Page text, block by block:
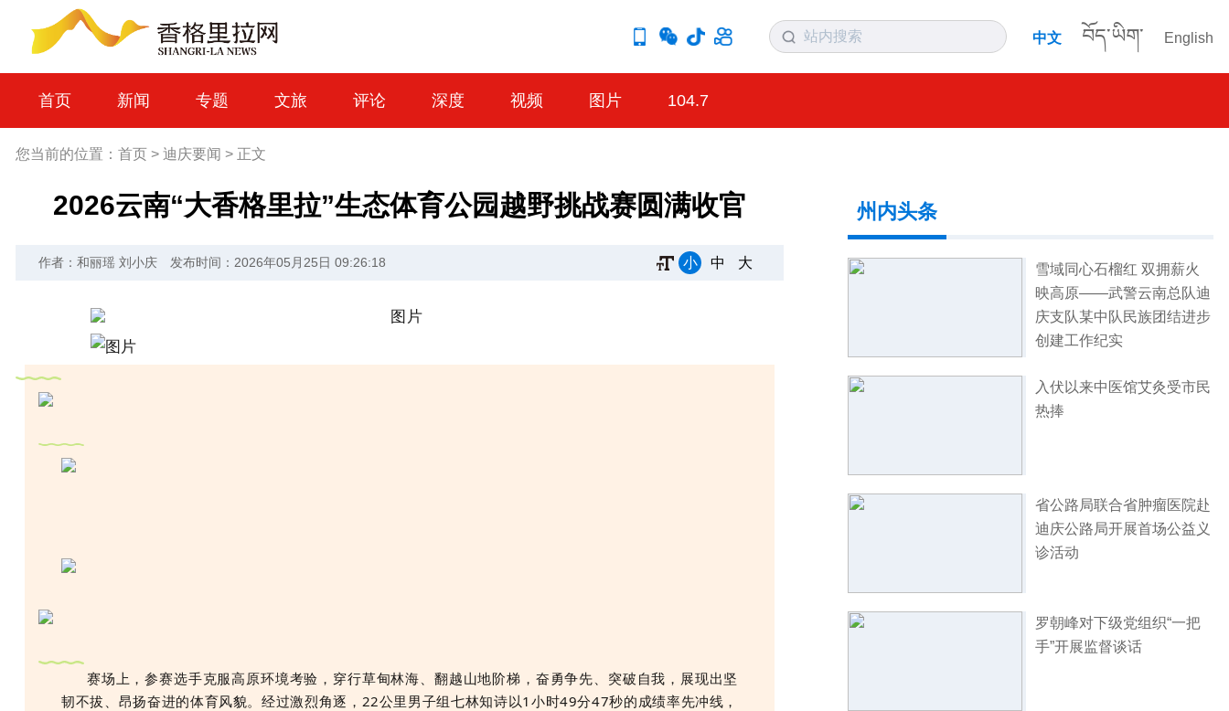
中文 བོད་ཡིག་ English
首页 新闻 专题 文旅 评论 深度 视频 图片 104.7
您当前的位置： 首页 > 迪庆要闻 > 正文
2026云南“大香格里拉”生态体育公园越野挑战赛圆满收官
作者：和丽瑶 刘小庆 发布时间：2026年05月25日 09:26:18 小 中 大
赛场上，参赛选手克服高原环境考验，穿行草甸林海、翻越山地阶梯，奋勇争先、突破自我，展现出坚
韧不拔、昂扬奋进的体育风貌。经过激烈角逐，22公里男子组七林知诗以1小时49分47秒的成绩率先冲线，
州内头条
雪域同心石榴红 双拥薪火
映高原——武警云南总队迪
庆支队某中队民族团结进步
创建工作纪实
入伏以来中医馆艾灸受市民
热捧
省公路局联合省肿瘤医院赴
迪庆公路局开展首场公益义
诊活动
罗朝峰对下级党组织“一把
手”开展监督谈话